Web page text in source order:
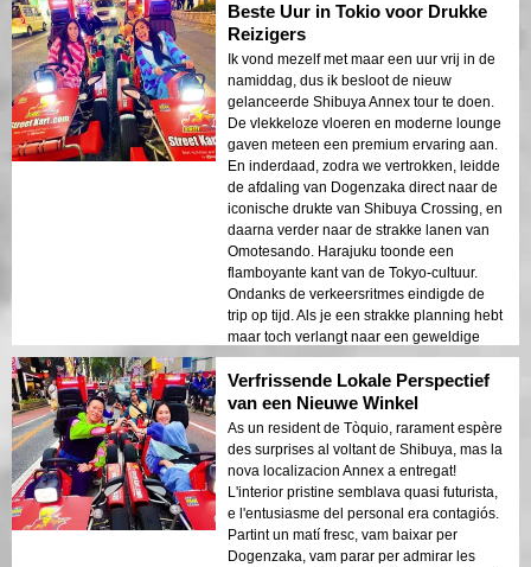
avontuur in Tokio, is deze route een must-
try—geen spijt hier!
Beste Uur in Tokio voor Drukke
Reizigers
Ik vond mezelf met maar een uur vrij in de
namiddag, dus ik besloot de nieuw
gelanceerde Shibuya Annex tour te doen.
De vlekkeloze vloeren en moderne lounge
gaven meteen een premium ervaring aan.
En inderdaad, zodra we vertrokken, leidde
de afdaling van Dogenzaka direct naar de
iconische drukte van Shibuya Crossing, en
daarna verder naar de strakke lanen van
Omotesando. Harajuku toonde een
flamboyante kant van de Tokyo-cultuur.
Ondanks de verkeersritmes eindigde de
trip op tijd. Als je een strakke planning hebt
maar toch verlangt naar een geweldige
stadsverkenning, dan is dit je gouden
ticket!
Verfrissende Lokale Perspectief
van een Nieuwe Winkel
As un resident de Tòquio, rarament espère
des surprises al voltant de Shibuya, mas la
nova localizacion Annex a entregat!
L'interior pristine semblava quasi futurista,
e l'entusiasme del personal era contagiós.
Partint un matí fresc, vam baixar per
Dogenzaka, vam parar per admirar les